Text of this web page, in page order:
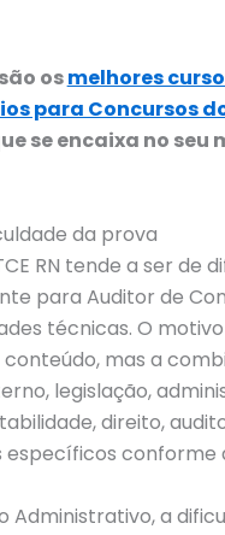
osmelhores
para Concursos
se encaixa no seu
da prova
RN tende a ser de
para Auditor de
técnicas. O
conteúdo, mas a
legislação,
direito,
específicos conforme
Administrativo, a